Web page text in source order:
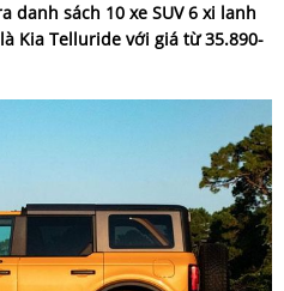
danh sách 10 xe SUV 6 xi lanh
Kia Telluride với giá từ 35.890-